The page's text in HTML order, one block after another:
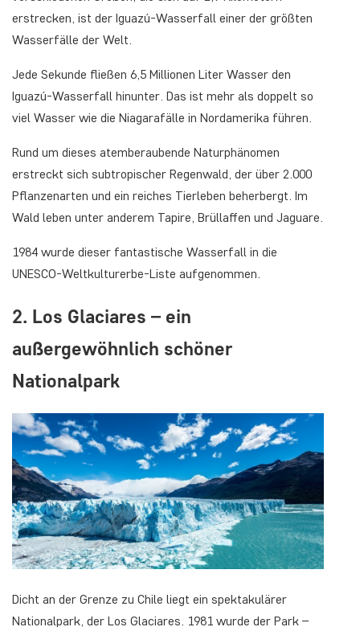
erstrecken, ist der Iguazú-Wasserfall einer der größten
Wasserfälle der Welt.
Jede Sekunde fließen 6,5 Millionen Liter Wasser den
Iguazú-Wasserfall hinunter. Das ist mehr als doppelt so
viel Wasser wie die Niagarafälle in Nordamerika führen.
Rund um dieses atemberaubende Naturphänomen
erstreckt sich subtropischer Regenwald, der über 2.000
Pflanzenarten und ein reiches Tierleben beherbergt. Im
Wald leben unter anderem Tapire, Brüllaffen und Jaguare.
1984 wurde dieser fantastische Wasserfall in die
UNESCO-Weltkulturerbe-Liste aufgenommen.
2. Los Glaciares – ein
außergewöhnlich schöner
Nationalpark
Dicht an der Grenze zu Chile liegt ein spektakulärer
Nationalpark, der Los Glaciares. 1981 wurde der Park –